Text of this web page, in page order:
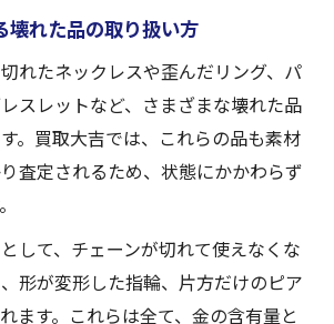
壊れた品の取り扱い方
れたネックレスや歪んだリング、パ
スレットなど、さまざまな壊れた品
。買取大吉では、これらの品も素材
査定されるため、状態にかかわらず
して、チェーンが切れて使えなくな
形が変形した指輪、片方だけのピア
ます。これらは全て、金の含有量と